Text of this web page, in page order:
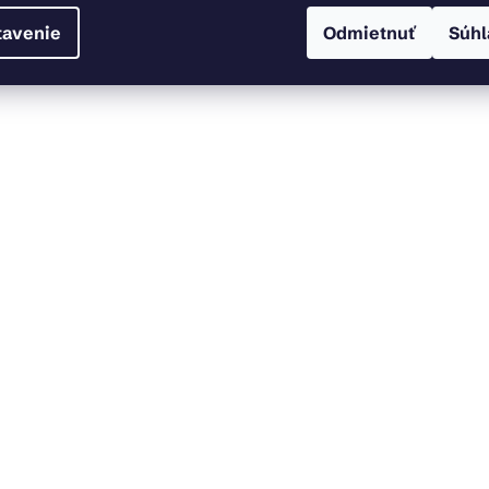
Odmietnuť